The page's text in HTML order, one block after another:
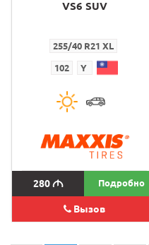
VS6 SUV
255/40 R21 XL
102 Y
280M Подробно
Вызов